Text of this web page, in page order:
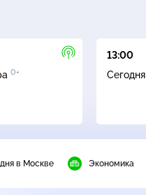
0+
13:00
Сегодня
в Москве Экономика